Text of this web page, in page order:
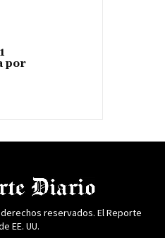
por
reservados. El Reporte
EE. UU.